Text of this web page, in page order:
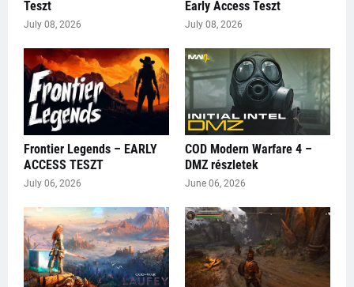
Teszt
July 08, 2026
Early Access Teszt
July 08, 2026
Frontier Legends – EARLY
ACCESS TESZT
July 06, 2026
COD Modern Warfare 4 –
DMZ részletek
June 06, 2026